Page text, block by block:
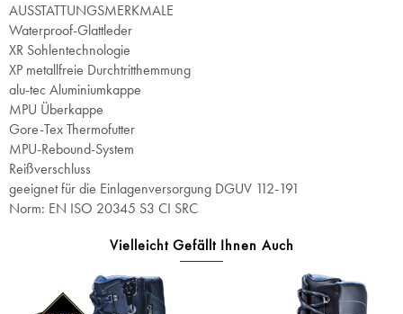
AUSSTATTUNGSMERKMALE
Waterproof-Glattleder
XR Sohlentechnologie
XP metallfreie Durchtritthemmung
alu-tec Aluminiumkappe
MPU Überkappe
Gore-Tex Thermofutter
MPU-Rebound-System
Reißverschluss
geeignet für die Einlagenversorgung DGUV 112-191
Norm: EN ISO 20345 S3 CI SRC
Vielleicht Gefällt Ihnen Auch